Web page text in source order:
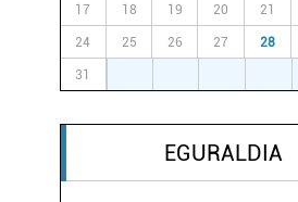
17 18 19 20 21
24 25 26 27 28
31
EGURALDIA